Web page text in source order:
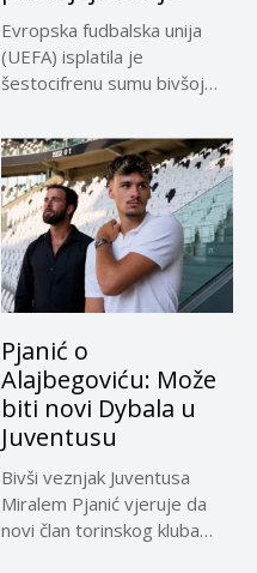
Evropska fudbalska unija
(UEFA) isplatila je
šestocifrenu sumu bivšoj
Pjanić o
Alajbegoviću: Može
biti novi Dybala u
Juventusu
Bivši veznjak Juventusa
Miralem Pjanić vjeruje da
novi član torinskog kluba